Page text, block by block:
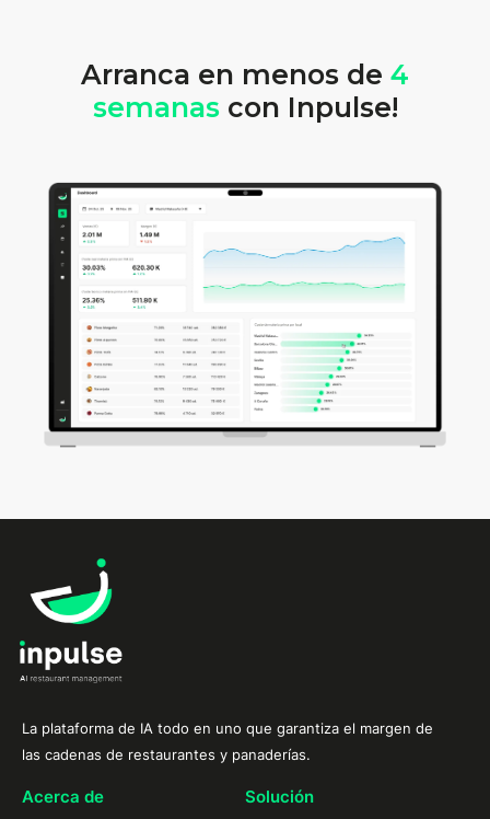
Arranca en menos de 4
semanascon Inpulse!
La plataforma de IA todo en uno que garantiza el margen de
las cadenas de restaurantes y panaderías.
Acerca de Solución